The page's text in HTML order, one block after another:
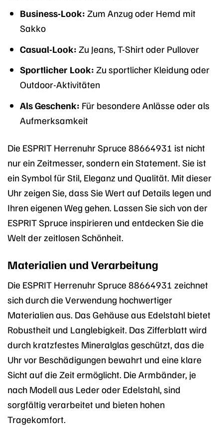
Business-Look: Zum Anzug oder Hemd mit
Sakko
Casual-Look: Zu Jeans, T-Shirt oder Pullover
Sportlicher Look: Zu sportlicher Kleidung oder
Outdoor-Aktivitäten
Als Geschenk: Für besondere Anlässe oder als
Aufmerksamkeit
Die ESPRIT Herrenuhr Spruce 88664931 ist nicht
nur ein Zeitmesser, sondern ein Statement. Sie ist
ein Symbol für Stil, Eleganz und Qualität. Mit dieser
Uhr zeigen Sie, dass Sie Wert auf Details legen und
Ihren eigenen Weg gehen. Lassen Sie sich von der
ESPRIT Spruce inspirieren und entdecken Sie die
Welt der zeitlosen Schönheit.
Materialien und Verarbeitung
Die ESPRIT Herrenuhr Spruce 88664931 zeichnet
sich durch die Verwendung hochwertiger
Materialien aus. Das Gehäuse aus Edelstahl bietet
Robustheit und Langlebigkeit. Das Zifferblatt wird
durch kratzfestes Mineralglas geschützt, das die
Uhr vor Beschädigungen bewahrt und eine klare
Sicht auf die Zeit ermöglicht. Die Armbänder, je
nach Modell aus Leder oder Edelstahl, sind
sorgfältig verarbeitet und bieten hohen
Tragekomfort.